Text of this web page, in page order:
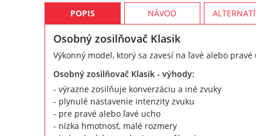
POPIS NÁVOD
Osobný zosilňovač Klasik
Výkonný model, ktorý sa zavesí na ľavé alebo
Osobný zosilňovač Klasik - výhody:
- výrazne zosilňuje konverzáciu a iné zvuky
- plynulé nastavenie intenzity zvuku
- pre pravé alebo ľavé ucho
- nízka hmotnosť, malé rozmery